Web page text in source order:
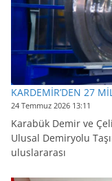
KARDEMİR’DEN 27
24 Temmuz 2026 13:11
Karabük Demir ve
Ulusal Demiryolu
uluslararası